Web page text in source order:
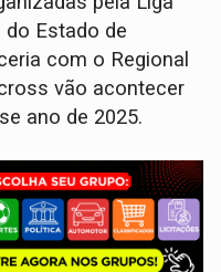
Estado de
com o Regional
vão acontecer
ano de 2025.